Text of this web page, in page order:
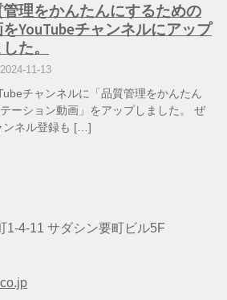
管理をかんたんにするための
YouTubeチャンネルにアップ
た。
11-13
チャンネルに「品質管理をかんたん
ーション動画」をアップしました。 ぜ
ンネル登録も […]
1-4-11 サダシン要町ビル5F